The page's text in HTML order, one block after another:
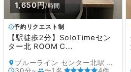
1,650円/時間
予約リクエスト制
【駅徒歩2分】SoloTimeセン
ター北 ROOM C...
ブルーライン センター北駅 徒歩2分
30分~
〜1名 4件